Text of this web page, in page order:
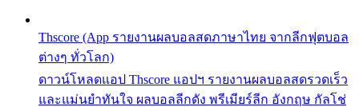
Thscore (App รายงานผลบอลสดภาษาไทย จากลีกฟุตบอล
ต่างๆ ทั่วโลก)
ดาวน์โหลดแอป Thscore แอปฯ รายงานผลบอลสดรวดเร็ว
และแม่นยำทันใจ ผลบอลลีกดัง พรีเมียร์ลีก อังกฤษ กัลโช่